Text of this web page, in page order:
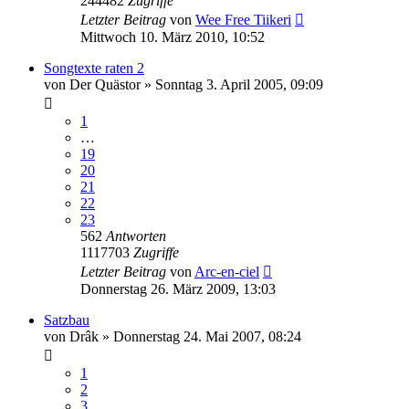
Letzter Beitrag von Wee Free Tiikeri
Mittwoch 10. März 2010, 10:52
Songtexte raten 2
von Der Quästor» Sonntag 3. April 2005, 09:09
1
…
19
20
21
22
23
562 Antworten
1117703 Zugriffe
Letzter Beitrag von Arc-en-ciel
Donnerstag 26. März 2009, 13:03
Satzbau
von Drâk » Donnerstag 24. Mai 2007, 08:24
1
2
3